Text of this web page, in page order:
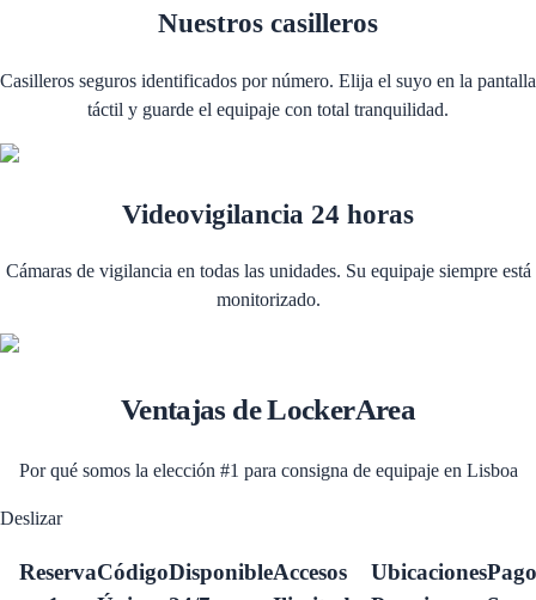
Nuestros casilleros
Casilleros seguros identificados por número. Elija el suyo en la pantalla
táctil y guarde el equipaje con total tranquilidad.
Videovigilancia 24 horas
Cámaras de vigilancia en todas las unidades. Su equipaje siempre está
monitorizado.
Ventajas de LockerArea
Por qué somos la elección #1 para consigna de equipaje en Lisboa
Deslizar
ReservaCódigoDisponibleAccesos
UbicacionesPago